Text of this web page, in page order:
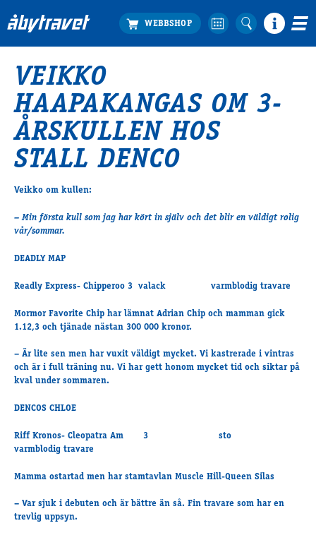
Köp biljett
Travprogrammet
Boka ställplats
Bra att veta
Restauranger
Nybörjar­guide
Presentkort
Tävlingsdagar
Travkonferens
Aktiviteter
Hört och hänt
Tävlingsserier
Månadens hästägare 2026
Månadens B-tränare 2026
VEIKKO
HAAPAKANGAS OM 3-
ÅRSKULLEN HOS
STALL DENCO
Veikko om kullen:
– Min första kull som jag har kört in själv och det blir en väldigt rolig
vår/sommar.
DEADLY MAP
Readly Express- Chipperoo 3 valack varmblodig travare
Mormor Favorite Chip har lämnat Adrian Chip och mamman gick
1.12,3 och tjänade nästan 300 000 kronor.
– Är lite sen men har vuxit väldigt mycket. Vi kastrerade i vintras
och är i full träning nu. Vi har gett honom mycket tid och siktar på
kval under sommaren.
DENCOS CHLOE
Riff Kronos- Cleopatra Am 3 sto
varmblodig travare
Mamma ostartad men har stamtavlan Muscle Hill-Queen Silas
– Var sjuk i debuten och är bättre än så. Fin travare som har en
trevlig uppsyn.